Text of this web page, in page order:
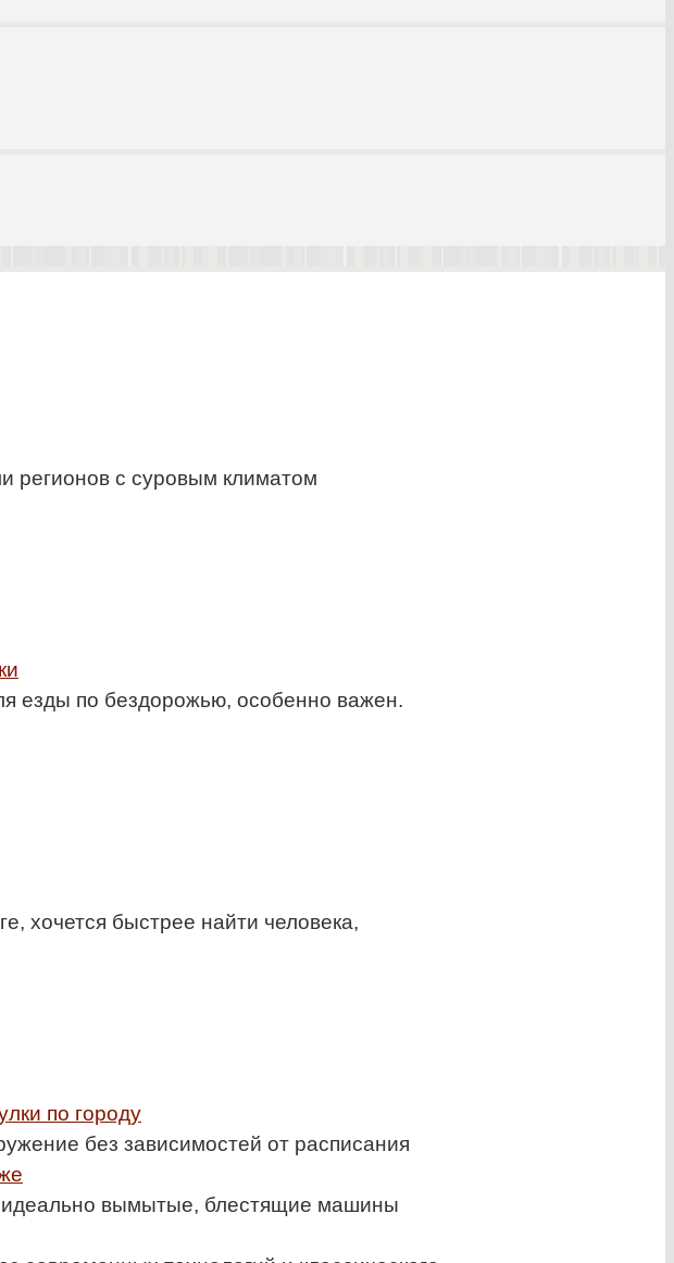
регионов с суровым климатом
езды по бездорожью, особенно важен.
хочется быстрее найти человека,
по городу
без зависимостей от расписания
идеально вымытые, блестящие машины